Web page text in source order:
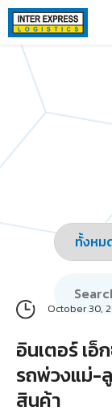
Paste this code as
October 30,
อินเตอร์ เ
รถพ่วงแม่-
สินค้า